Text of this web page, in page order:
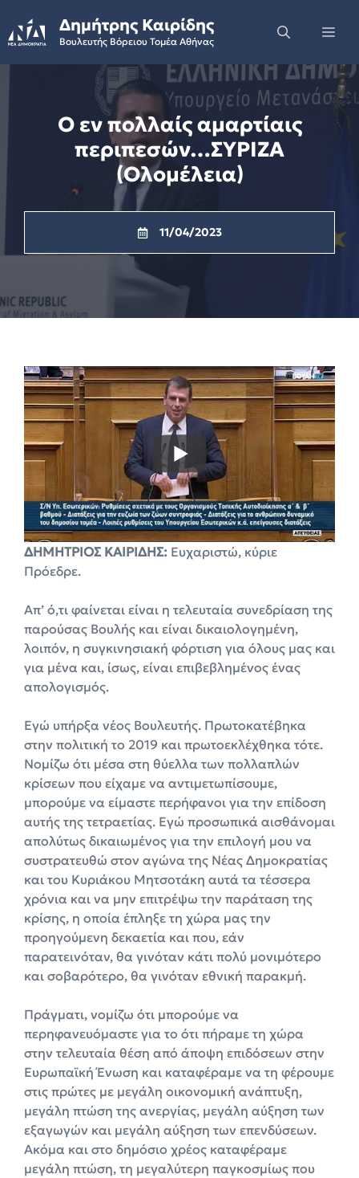
to
content
Δημήτρης Καιρίδης
Βουλευτής Βόρειου Τομέα Αθήνας
O εν πολλαίς αμαρτίαις
περιπεσών…ΣΥΡΙΖΑ
(Ολομέλεια)
11/04/2023
ΔΗΜΗΤΡΙΟΣ ΚΑΙΡΙΔΗΣ: Ευχαριστώ, κύριε
Πρόεδρε.
Απ’ ό,τι φαίνεται είναι η τελευταία συνεδρίαση της
παρούσας Βουλής και είναι δικαιολογημένη,
λοιπόν, η συγκινησιακή φόρτιση για όλους μας και
για μένα και, ίσως, είναι επιβεβλημένος ένας
απολογισμός.
Εγώ υπήρξα νέος Βουλευτής. Πρωτοκατέβηκα
στην πολιτική το 2019 και πρωτοεκλέχθηκα τότε.
Νομίζω ότι μέσα στη θύελλα των πολλαπλών
κρίσεων που είχαμε να αντιμετωπίσουμε,
μπορούμε να είμαστε περήφανοι για την επίδοση
αυτής της τετραετίας. Εγώ προσωπικά αισθάνομαι
απολύτως δικαιωμένος για την επιλογή μου να
συστρατευθώ στον αγώνα της Νέας Δημοκρατίας
και του Κυριάκου Μητσοτάκη αυτά τα τέσσερα
χρόνια και να μην επιτρέψω την παράταση της
κρίσης, η οποία έπληξε τη χώρα μας την
προηγούμενη δεκαετία και που, εάν
παρατεινόταν, θα γινόταν κάτι πολύ μονιμότερο
και σοβαρότερο, θα γινόταν εθνική παρακμή.
Πράγματι, νομίζω ότι μπορούμε να
περηφανευόμαστε για το ότι πήραμε τη χώρα
στην τελευταία θέση από άποψη επιδόσεων στην
Ευρωπαϊκή Ένωση και καταφέραμε να τη φέρουμε
στις πρώτες με μεγάλη οικονομική ανάπτυξη,
μεγάλη πτώση της ανεργίας, μεγάλη αύξηση των
εξαγωγών και μεγάλη αύξηση των επενδύσεων.
Ακόμα και στο δημόσιο χρέος καταφέραμε
μεγάλη πτώση, τη μεγαλύτερη παγκοσμίως που